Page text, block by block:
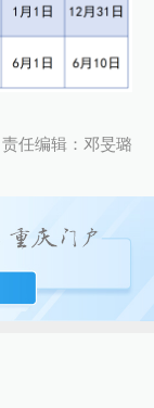
责任编辑：邓旻璐